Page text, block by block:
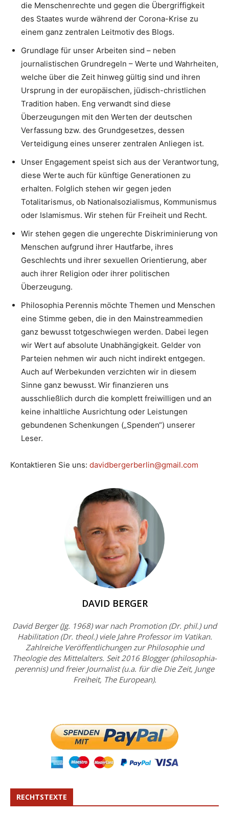
die Menschenrechte und gegen die Übergriffigkeit
des Staates wurde während der Corona-Krise zu
einem ganz zentralen Leitmotiv des Blogs.
Grundlage für unser Arbeiten sind – neben
journalistischen Grundregeln – Werte und Wahrheiten,
welche über die Zeit hinweg gültig sind und ihren
Ursprung in der europäischen, jüdisch-christlichen
Tradition haben. Eng verwandt sind diese
Überzeugungen mit den Werten der deutschen
Verfassung bzw. des Grundgesetzes, dessen
Verteidigung eines unserer zentralen Anliegen ist.
Unser Engagement speist sich aus der Verantwortung,
diese Werte auch für künftige Generationen zu
erhalten. Folglich stehen wir gegen jeden
Totalitarismus, ob Nationalsozialismus, Kommunismus
oder Islamismus. Wir stehen für Freiheit und Recht.
Wir stehen gegen die ungerechte Diskriminierung von
Menschen aufgrund ihrer Hautfarbe, ihres
Geschlechts und ihrer sexuellen Orientierung, aber
auch ihrer Religion oder ihrer politischen
Überzeugung.
Philosophia Perennis möchte Themen und Menschen
eine Stimme geben, die in den Mainstreammedien
ganz bewusst totgeschwiegen werden. Dabei legen
wir Wert auf absolute Unabhängigkeit. Gelder von
Parteien nehmen wir auch nicht indirekt entgegen.
Auch auf Werbekunden verzichten wir in diesem
Sinne ganz bewusst. Wir finanzieren uns
ausschließlich durch die komplett freiwilligen und an
keine inhaltliche Ausrichtung oder Leistungen
gebundenen Schenkungen („Spenden“) unserer
Leser.
Kontaktieren Sie uns: davidbergerberlin@gmail.com
DAVID BERGER
David Berger (Jg. 1968) war nach Promotion (Dr. phil.) und
Habilitation (Dr. theol.) viele Jahre Professor im Vatikan.
Zahlreiche Veröffentlichungen zur Philosophie und
Theologie des Mittelalters. Seit 2016 Blogger (philosophia-
perennis) und freier Journalist (u.a. für die Die Zeit, Junge
Freiheit, The European).
RECHTSTEXTE